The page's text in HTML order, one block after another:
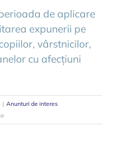
de aplicare
expunerii pe
vârstnicilor,
cu afecțiuni
| Anunturi de interes
Anunț